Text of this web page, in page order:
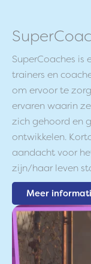
SuperCoaches
trainers en
om ervoor te
ervaren waarin
zich gehoord en
ontwikkelen.
aandacht voor
zijn/haar leven
Meer